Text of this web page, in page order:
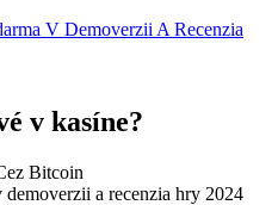
V Demoverzii A Recenzia
v kasíne?
Bitcoin
a recenzia hry 2024